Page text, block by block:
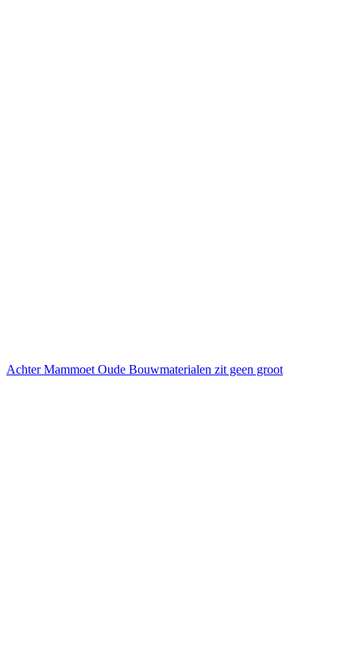
Achter Mammoet Oude Bouwmaterialen zit geen groot